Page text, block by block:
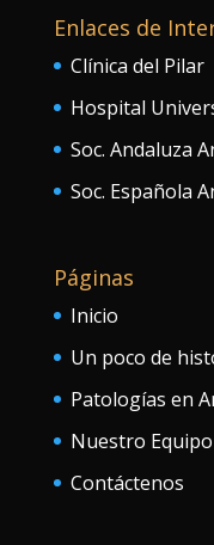
Enlaces de
Clínica del Pilar
Hospital
Soc. Andaluza
Soc. Española
Páginas
Inicio
Un poco de
Patologías en
Nuestro Equipo
Contáctenos